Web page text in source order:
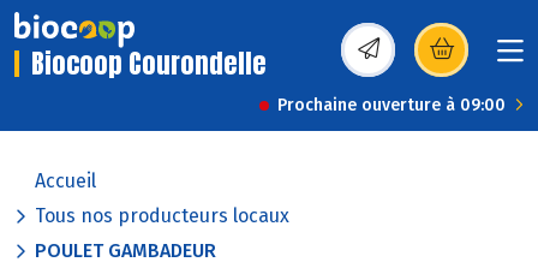
Biocoop Courondelle (s’ouvre dans une
Prochaine ouverture à 09:00
Accueil
Tous nos producteurs locaux
POULET GAMBADEUR